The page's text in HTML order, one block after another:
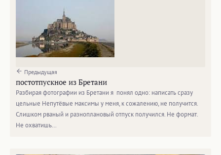
Предыдущая
постотпускное из Бретани
Разбирая фотографии из Бретани я понял одно: написать сразу
цельные Непутёвые максимы у меня, к сожалению, не получится.
Слишком рваный и разноплановый отпуск получился. Не формат.
Не охватишь…